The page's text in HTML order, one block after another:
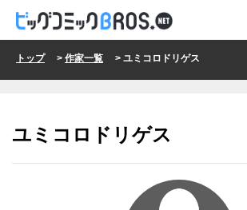
トップ> 作家一覧 > ユミコロドリゲス
ユミコロドリゲス